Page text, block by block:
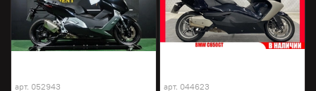
арт. 052943 арт. 044623